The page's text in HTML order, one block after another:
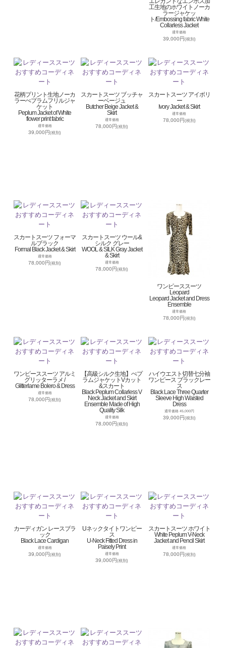
工生地のホワイトノーカ
ラージャケッ
ト/Embossing fabric White
Collarless Jacket
通常価格
39,000円(税別)
花柄プリント生地ノーカ
ラーぺプラムフリルジャ
ケット
Peplum Jacket of White
flower print fabric
通常価格
39,000円(税別)
スカートスーツ ブッチャ
ーベージュ
Butcher Beige Jacket &
Skirt
通常価格
78,000円(税別)
スカートスーツ アイボリ
ー
Ivory Jacket & Skirt
通常価格
78,000円(税別)
スカートスーツ フォーマ
ルブラック
Formal Black Jacket & Skirt
通常価格
78,000円(税別)
スカートスーツ ウール&
シルク グレー
WOOL & SILK Gray Jacket
& Skirt
通常価格
78,000円(税別)
ワンピーススーツ
Leopard
Leopard Jacket and Dress
Ensemble
通常価格
78,000円(税別)
ワンピーススーツ アルミ
グリッターラメ /
Glitterlame Bolero & Dress
通常価格
78,000円(税別)
【高級シルク生地】ぺプ
ラムジャケットVカット
&スカート
Black Peplum Collarless V
Neck Jacket and Skirt
Ensemble Made of High
Quality Silk
通常価格
78,000円(税別)
ハイウエスト切替七分袖
ワンピース ブラックレー
ス
Black Lace Three Quarter
Sleeve High Waisted
Dress
通常価格 45,000円
39,000円(税別)
カーディガン レースブラ
ック
Black Lace Cardigan
通常価格
39,000円(税別)
Uネックタイトワンピー
ス
U-Neck Fitted Dress in
Paisely Print
通常価格
39,000円(税別)
スカートスーツ ホワイト
White Peplum V-Neck
Jacket and Pencil Skirt
通常価格
78,000円(税別)